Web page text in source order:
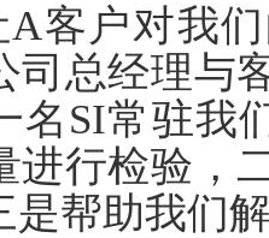
客户对我
司总经理与
名SI常驻我
进行检验，
是帮助我们